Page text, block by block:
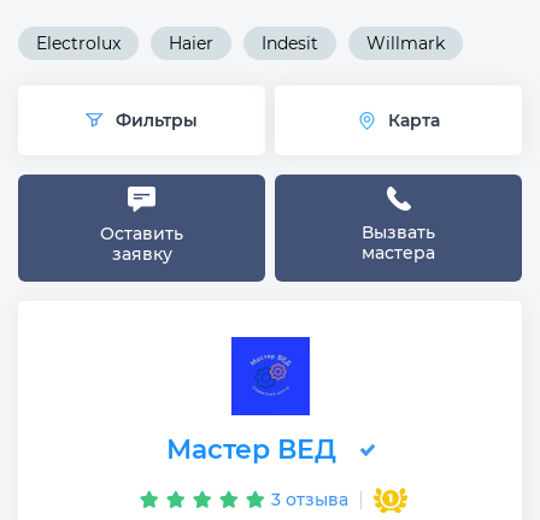
Electrolux Haier Indesit Willmark
Фильтры Карта
Оставить
заявку
Вызвать
мастера
Мастер ВЕД
3 отзыва